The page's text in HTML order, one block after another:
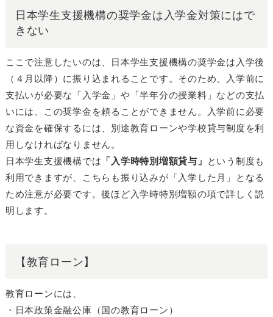
日本学生支援機構の奨学金は入学金対策にはで
きない
ここで注意したいのは、日本学生支援機構の奨学金は入学後
（４月以降）に振り込まれることです。そのため、入学前に
支払いが必要な「入学金」や「半年分の授業料」などの支払
いには、この奨学金を頼ることができません。入学前に必要
な資金を確保するには、別途教育ローンや学校貸与制度を利
用しなければなりません。
日本学生支援機構では 「入学時特別増額貸与」 という制度も
利用できますが、こちらも振り込みが「入学した月」となる
ため注意が必要です。後ほど入学時特別増額の項で詳しく説
明します。
【教育ローン】
教育ローンには、
・日本政策金融公庫（国の教育ローン）